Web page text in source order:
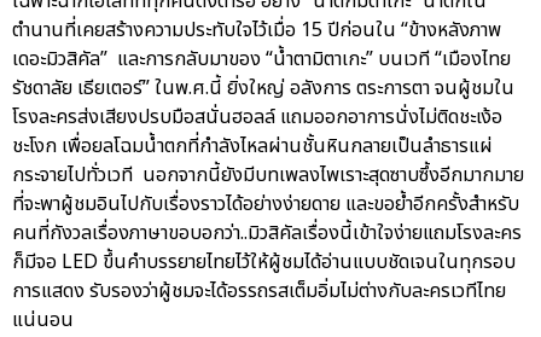
ตำนานที่เคยสร้างความประทับใจไว้เมื่อ 15 ปีก่อนใน “ข้างหลังภาพ
เดอะมิวสิคัล” และการกลับมาของ “น้ำตามิตาเกะ” บนเวที “เมืองไทย
รัชดาลัย เธียเตอร์” ในพ.ศ.นี้ ยิ่งใหญ่ อลังการ ตระการตา จนผู้ชมใน
โรงละครส่งเสียงปรบมือสนั่นฮอลล์ แถมออกอาการนั่งไม่ติดชะเง้อ
ชะโงก เพื่อยลโฉมน้ำตกที่กำลังไหลผ่านชั้นหินกลายเป็นลำธารแผ่
กระจายไปทั่วเวที นอกจากนี้ยังมีบทเพลงไพเราะสุดซาบซึ้งอีกมากมาย
ที่จะพาผู้ชมอินไปกับเรื่องราวได้อย่างง่ายดาย และขอย้ำอีกครั้งสำหรับ
คนที่กังวลเรื่องภาษาขอบอกว่า..มิวสิคัลเรื่องนี้เข้าใจง่ายแถมโรงละคร
ก็มีจอ LED ขึ้นคำบรรยายไทยไว้ให้ผู้ชมได้อ่านแบบชัดเจนในทุกรอบ
การแสดง รับรองว่าผู้ชมจะได้อรรถรสเต็มอิ่มไม่ต่างกับละครเวทีไทย
แน่นอน